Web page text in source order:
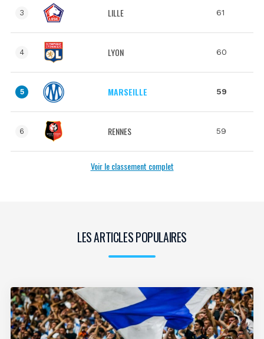
3 LILLE 61
4 LYON 60
5 MARSEILLE 59
6 RENNES 59
Voir le classement complet
LES ARTICLES POPULAIRES